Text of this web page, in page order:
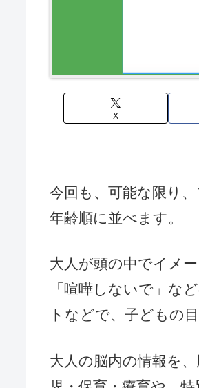
X
今回も、可能な限り
年齢順に並べます。
大人が頭の中でイメ
「喧嘩しないで」な
トなどで、子どもの
大人の脳内の情報を